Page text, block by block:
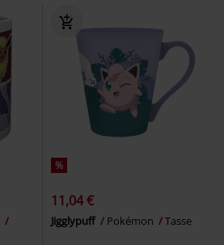
%
11,04 €
Jigglypuff Pokémon Tasse